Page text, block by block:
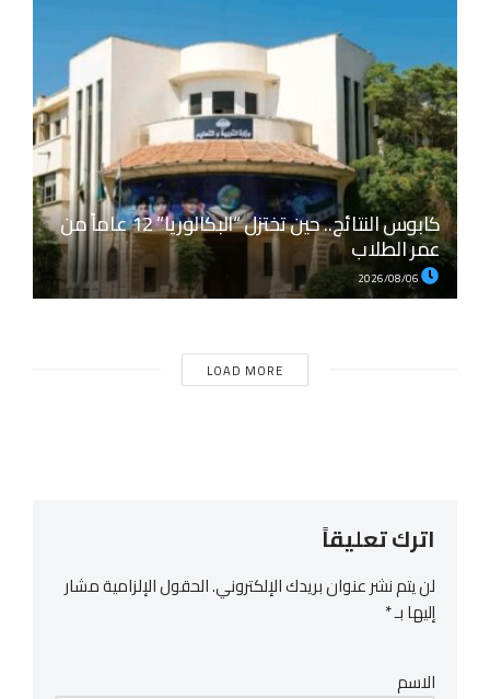
كابوس النتائج.. حين تختزل “البكالوريا” 12 عاماً من
عمر الطلاب
LOAD MORE
اترك تعليقاً
لن يتم نشر عنوان بريدك الإلكتروني.الحقول الإلزامية مشار
إليها بـ*
الاسم